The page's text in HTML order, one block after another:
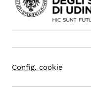
Config. cookie